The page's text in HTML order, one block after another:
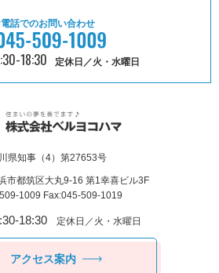
話でのお問い合わせ
18:30 定休日／火・水曜日
県知事（4）第27653号
市都筑区⼤丸9-16 第1幸喜ビル3F
1009 Fax:045-509-1019
18:30定休日／火・水曜日
アクセス案内